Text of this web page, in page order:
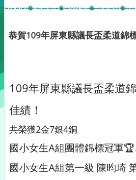
恭賀109年屏東縣議長盃柔道錦
109年屏東縣議長盃柔道
佳績！
共榮獲2金7銀4銅
國小女生A組團體錦標冠軍
國小女生A組第一級 陳昀琦